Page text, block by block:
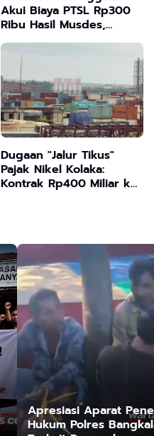
Akui Biaya PTSL Rp300
Ribu Hasil Musdes,
Dugaan Pungutan
Hingga Rp600 Ribu
Masih Jadi Sorotan
Dugaan "Jalur Tikus"
Pajak Nikel Kolaka:
Kontrak Rp400 Miliar ke
Apresiasi Aparat
Hukum Polres